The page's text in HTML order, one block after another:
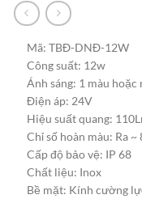
Mã: TBĐ-DNĐ-12W
Công suất: 12w
Ánh sáng: 1 màu hoặc
Điện áp: 24V
Hiệu suất quang:
Chỉ số hoàn màu: Ra ~
Cấp độ bảo vệ: IP 68
Chất liệu: Inox
Bề mặt: Kính cường